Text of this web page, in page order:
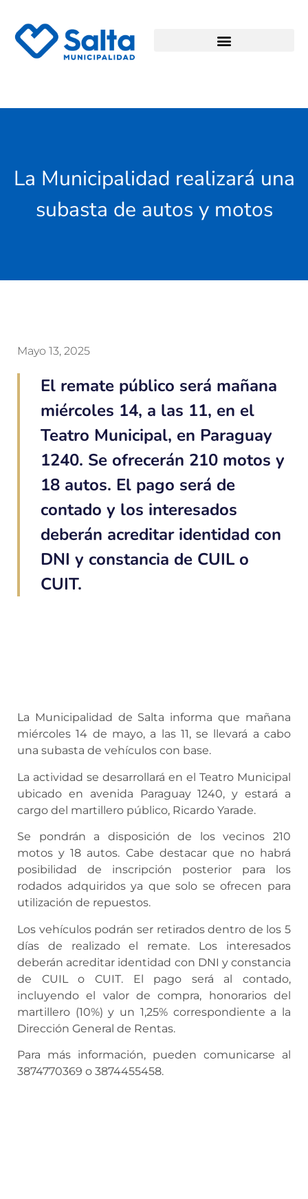
La Municipalidad realizará una
subasta de autos y motos
Mayo 13, 2025
El remate público será mañana
miércoles 14, a las 11, en el
Teatro Municipal, en Paraguay
1240. Se ofrecerán 210 motos y
18 autos. El pago será de
contado y los interesados
deberán acreditar identidad con
DNI y constancia de CUIL o
CUIT.
La Municipalidad de Salta informa que mañana
miércoles 14 de mayo, a las 11, se llevará a cabo
una subasta de vehículos con base.
La actividad se desarrollará en el Teatro Municipal
ubicado en avenida Paraguay 1240, y estará a
cargo del martillero público, Ricardo Yarade.
Se pondrán a disposición de los vecinos 210
motos y 18 autos. Cabe destacar que no habrá
posibilidad de inscripción posterior para los
rodados adquiridos ya que solo se ofrecen para
utilización de repuestos.
Los vehículos podrán ser retirados dentro de los 5
días de realizado el remate. Los interesados
deberán acreditar identidad con DNI y constancia
de CUIL o CUIT. El pago será al contado,
incluyendo el valor de compra, honorarios del
martillero (10%) y un 1,25% correspondiente a la
Dirección General de Rentas.
Para más información, pueden comunicarse al
3874770369 o 3874455458.